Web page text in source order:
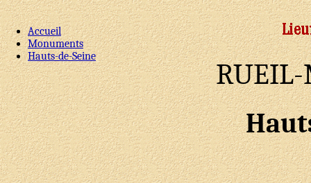
Accueil
Monuments
Hauts-de-Seine